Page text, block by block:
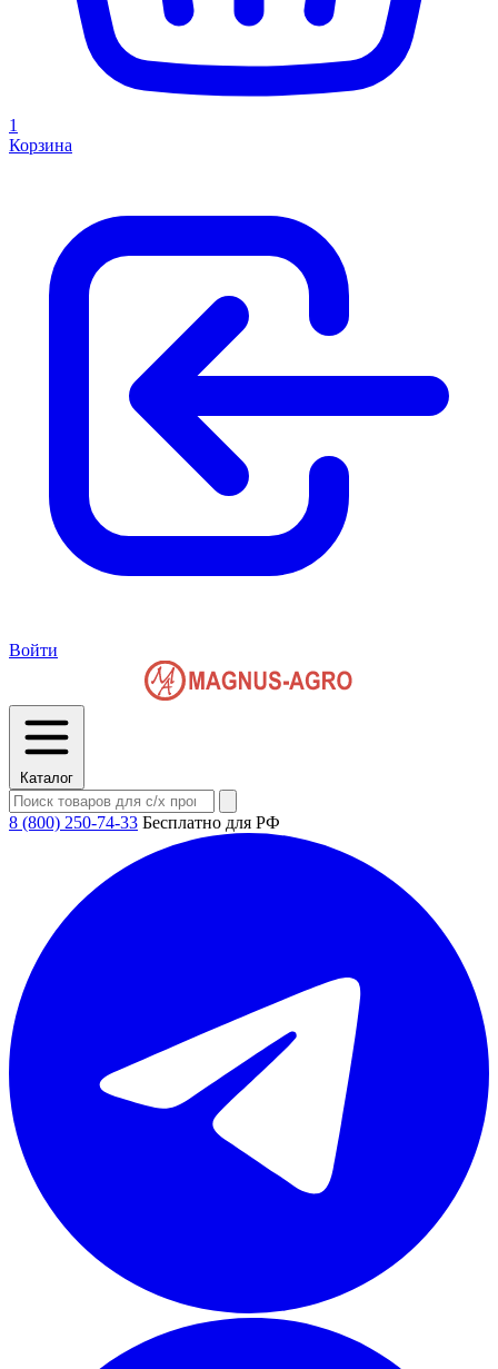
1
Корзина
Войти
Каталог
8 (800) 250-74-33 Бесплатно для РФ